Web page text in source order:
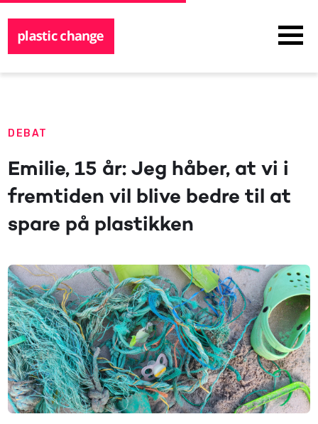
DEBAT
Emilie, 15 år: Jeg håber, at vi i
fremtiden vil blive bedre til at
spare på plastikken